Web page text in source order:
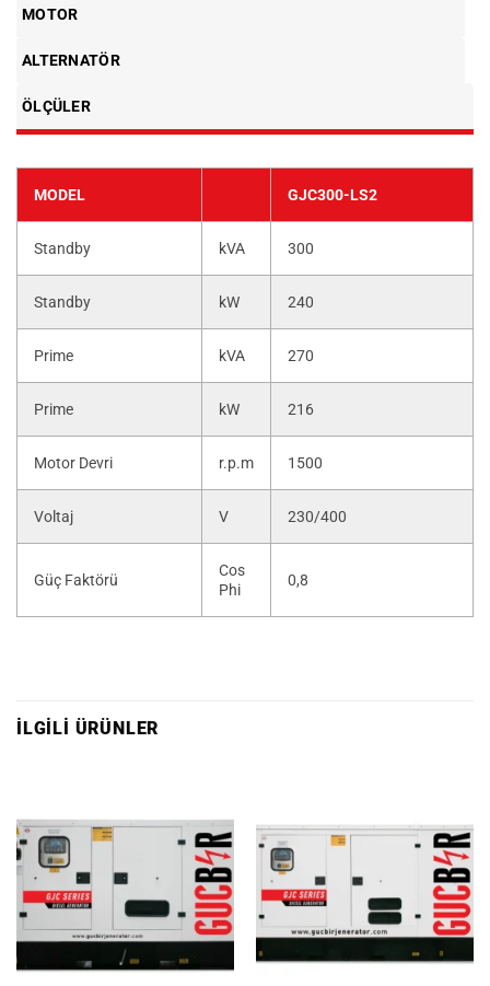
MOTOR
ALTERNATÖR
ÖLÇÜLER
MODEL GJC300-LS2
Standby kVA 300
Standby kW 240
Prime kVA 270
Prime kW 216
Motor Devri r.p.m 1500
Voltaj V 230/400
Güç Faktörü
Cos
Phi
0,8
İLGILI ÜRÜNLER